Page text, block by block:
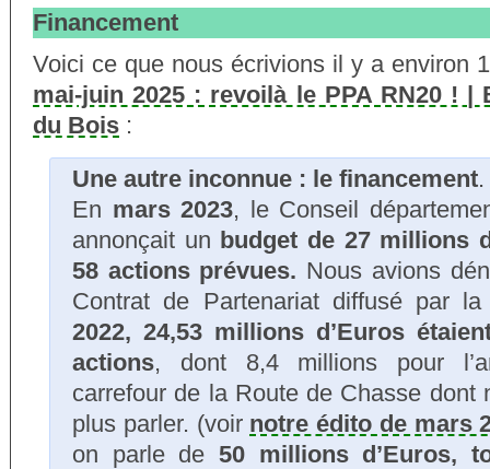
Financement
Voici ce que nous écrivions il y a environ
mai-juin 2025 : revoilà le PPA RN20 ! |
du Bois :
Une autre inconnue : le financement.
En mars 2023, le Conseil
annonçait un budget de 27 millions
58 actions prévues. Nous avions
Contrat de Partenariat diffusé par
2022, 24,53 millions d’Euros
actions, dont 8,4 millions pour
carrefour de la Route de Chasse dont
plus parler. (voir notre édito de mars
on parle de 50 millions d’Euros,